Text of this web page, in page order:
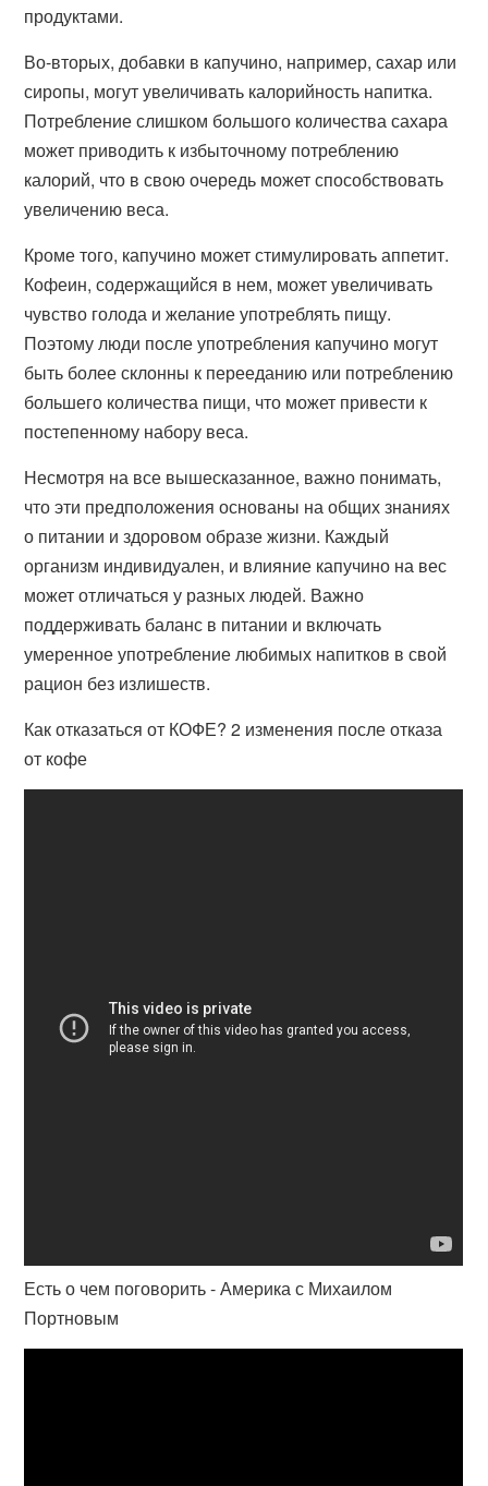
продуктами.
Во-вторых, добавки в капучино, например, сахар или
сиропы, могут увеличивать калорийность напитка.
Потребление слишком большого количества сахара
может приводить к избыточному потреблению
калорий, что в свою очередь может способствовать
увеличению веса.
Кроме того, капучино может стимулировать аппетит.
Кофеин, содержащийся в нем, может увеличивать
чувство голода и желание употреблять пищу.
Поэтому люди после употребления капучино могут
быть более склонны к перееданию или потреблению
большего количества пищи, что может привести к
постепенному набору веса.
Несмотря на все вышесказанное, важно понимать,
что эти предположения основаны на общих знаниях
о питании и здоровом образе жизни. Каждый
организм индивидуален, и влияние капучино на вес
может отличаться у разных людей. Важно
поддерживать баланс в питании и включать
умеренное употребление любимых напитков в свой
рацион без излишеств.
Как отказаться от КОФЕ? 2 изменения после отказа
от кофе
Есть о чем поговорить - Америка с Михаилом
Портновым